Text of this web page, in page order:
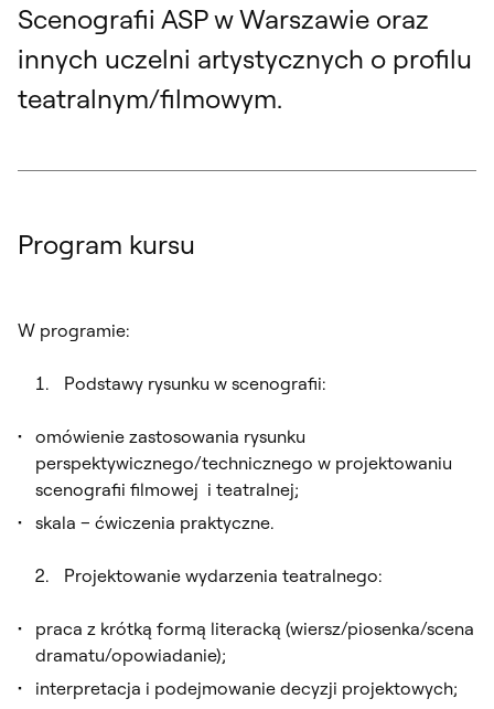
Scenografii ASP w Warszawie oraz
innych uczelni artystycznych o profilu
teatralnym/filmowym.
Program kursu
W programie:
Podstawy rysunku w scenografii:
omówienie zastosowania rysunku
perspektywicznego/technicznego w projektowaniu
scenografii filmowej i teatralnej;
skala – ćwiczenia praktyczne.
Projektowanie wydarzenia teatralnego:
praca z krótką formą literacką (wiersz/piosenka/scena
dramatu/opowiadanie);
interpretacja i podejmowanie decyzji projektowych;